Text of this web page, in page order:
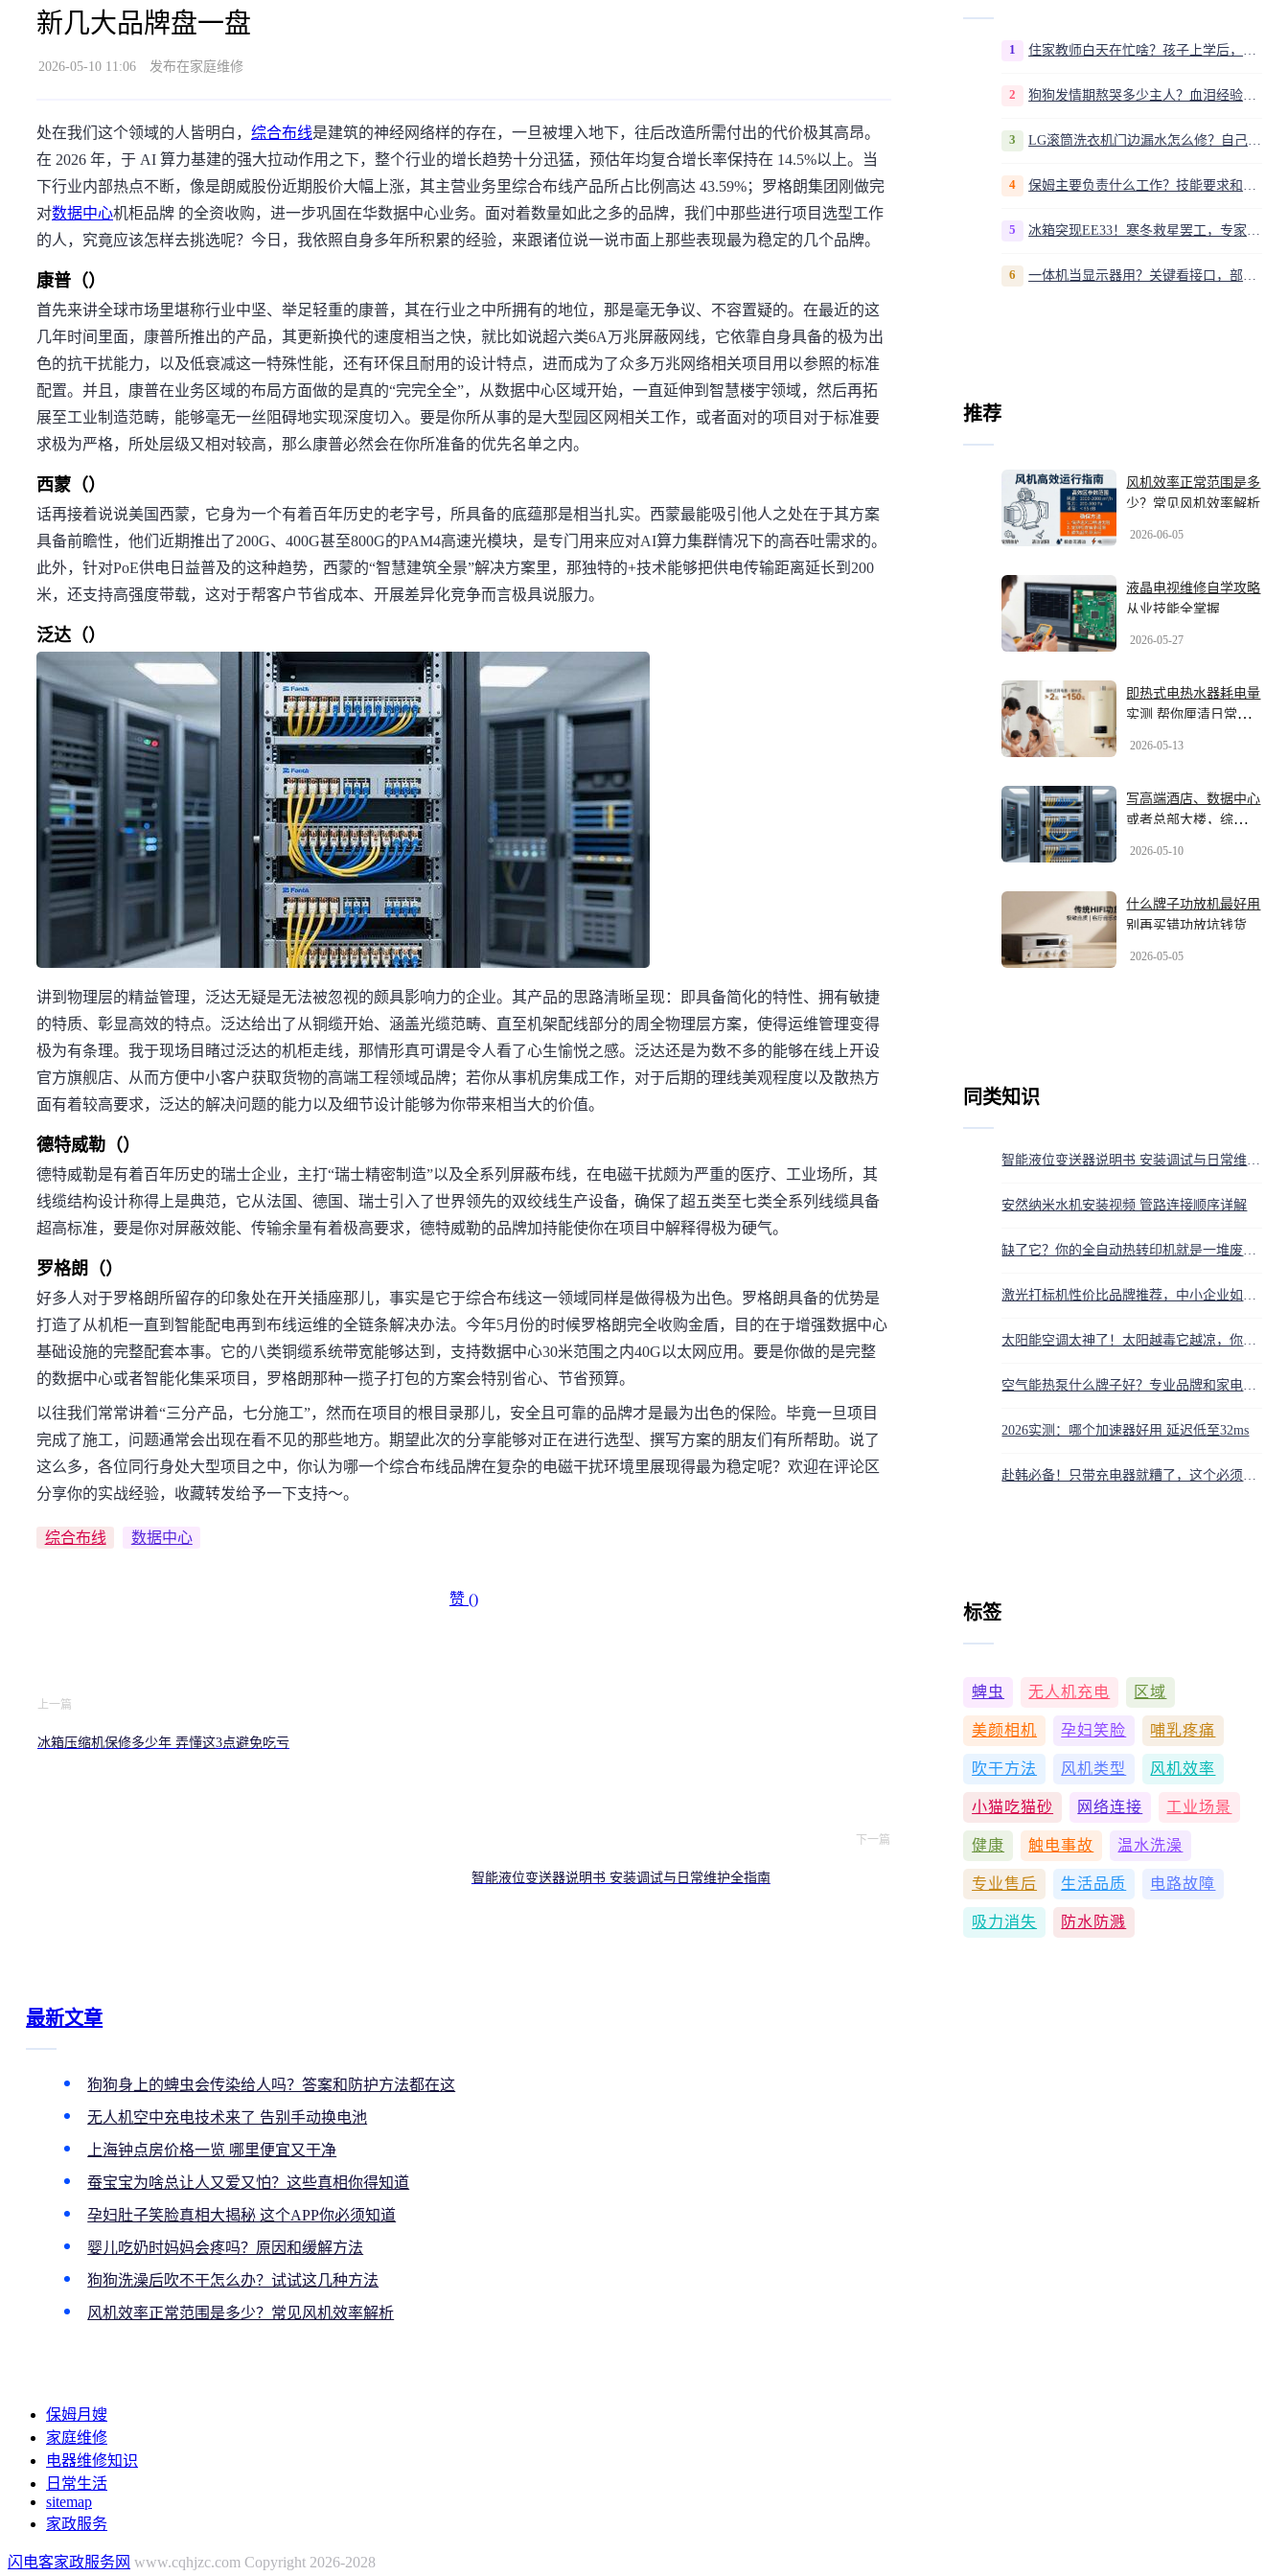
新几大品牌盘一盘
2026-05-10 11:06 发布在家庭维修
处在我们这个领域的人皆明白， 综合布线是建筑的神经网络样的存在，一旦被埋入地下，往后改造所需付出的代价极其高昂。
在 2026 年，于 AI 算力基建的强大拉动作用之下，整个行业的增长趋势十分迅猛，预估年均复合增长率保持在 14.5%以上。当
下行业内部热点不断，像是朗威股份近期股价大幅上涨，其主营业务里综合布线产品所占比例高达 43.59%；罗格朗集团刚做完
对数据中心机柜品牌 的全资收购，进一步巩固在华数据中心业务。面对着数量如此之多的品牌，我们中那些进行项目选型工作
的人，究竟应该怎样去挑选呢？今日，我依照自身多年所积累的经验，来跟诸位说一说市面上那些表现最为稳定的几个品牌。
康普（）
首先来讲全球市场里堪称行业中坚、举足轻重的康普，其在行业之中所拥有的地位，那是毫无争议、不容置疑的。在最近的这
几年时间里面，康普所推出的产品，其更新换代的速度相当之快，就比如说超六类6A万兆屏蔽网线，它依靠自身具备的极为出
色的抗干扰能力，以及低衰减这一特殊性能，还有环保且耐用的设计特点，进而成为了众多万兆网络相关项目用以参照的标准
配置。并且，康普在业务区域的布局方面做的是真的“完完全全”，从数据中心区域开始，一直延伸到智慧楼宇领域，然后再拓
展至工业制造范畴，能够毫无一丝阻碍地实现深度切入。要是你所从事的是大型园区网相关工作，或者面对的项目对于标准要
求极为严格，所处层级又相对较高，那么康普必然会在你所准备的优先名单之内。
西蒙（）
话再接着说说美国西蒙，它身为一个有着百年历史的老字号，所具备的底蕴那是相当扎实。西蒙最能吸引他人之处在于其方案
具备前瞻性，他们近期推出了200G、400G甚至800G的PAM4高速光模块，是专门用来应对AI算力集群情况下的高吞吐需求的。
此外，针对PoE供电日益普及的这种趋势，西蒙的“智慧建筑全景”解决方案里，那独特的+技术能够把供电传输距离延长到200
米，还支持高强度带载，这对于帮客户节省成本、开展差异化竞争而言极具说服力。
泛达（）
讲到物理层的精益管理，泛达无疑是无法被忽视的颇具影响力的企业。其产品的思路清晰呈现：即具备简化的特性、拥有敏捷
的特质、彰显高效的特点。泛达给出了从铜缆开始、涵盖光缆范畴、直至机架配线部分的周全物理层方案，使得运维管理变得
极为有条理。我于现场目睹过泛达的机柜走线，那情形真可谓是令人看了心生愉悦之感。泛达还是为数不多的能够在线上开设
官方旗舰店、从而方便中小客户获取货物的高端工程领域品牌；若你从事机房集成工作，对于后期的理线美观程度以及散热方
面有着较高要求，泛达的解决问题的能力以及细节设计能够为你带来相当大的价值。
德特威勒（）
德特威勒是有着百年历史的瑞士企业，主打“瑞士精密制造”以及全系列屏蔽布线，在电磁干扰颇为严重的医疗、工业场所，其
线缆结构设计称得上是典范，它从法国、德国、瑞士引入了世界领先的双绞线生产设备，确保了超五类至七类全系列线缆具备
超高标准，要是你对屏蔽效能、传输余量有着极高要求，德特威勒的品牌加持能使你在项目中解释得极为硬气。
罗格朗（）
好多人对于罗格朗所留存的印象处在开关插座那儿，事实是它于综合布线这一领域同样是做得极为出色。罗格朗具备的优势是
打造了从机柜一直到智能配电再到布线运维的全链条解决办法。今年5月份的时候罗格朗完全收购金盾，目的在于增强数据中心
基础设施的完整配套本事。它的八类铜缆系统带宽能够达到，支持数据中心30米范围之内40G以太网应用。要是你做的是完整
的数据中心或者智能化集采项目，罗格朗那种一揽子打包的方案会特别省心、节省预算。
以往我们常常讲着“三分产品，七分施工”，然而在项目的根目录那儿，安全且可靠的品牌才是最为出色的保险。毕竟一旦项目
完成了施工，问题通常会出现在看不见的那些地方。期望此次的分享能够对正在进行选型、撰写方案的朋友们有所帮助。说了
这么多，各位同行身处大型项目之中，你认为哪一个综合布线品牌在复杂的电磁干扰环境里展现得最为稳定呢？欢迎在评论区
分享你的实战经验，收藏转发给予一下支持～。
综合布线 数据中心
赞 ()
上一篇
冰箱压缩机保修多少年 弄懂这3点避免吃亏
下一篇
智能液位变送器说明书 安装调试与日常维护全指南
最新文章
狗狗身上的蜱虫会传染给人吗？答案和防护方法都在这
无人机空中充电技术来了 告别手动换电池
上海钟点房价格一览 哪里便宜又干净
蚕宝宝为啥总让人又爱又怕？这些真相你得知道
孕妇肚子笑脸真相大揭秘 这个APP你必须知道
婴儿吃奶时妈妈会疼吗？原因和缓解方法
狗狗洗澡后吹不干怎么办？试试这几种方法
风机效率正常范围是多少？常见风机效率解析
1 住家教师白天在忙啥？孩子上学后，我是家庭运营官
2 狗狗发情期熬哭多少主人？血泪经验告诉你，这20多天到底该怎么熬
3 LG滚筒洗衣机门边漏水怎么修？自己动手换密封圈教程视频
4 保姆主要负责什么工作？技能要求和职责解析
5 冰箱突现EE33！寒冬救星罢工，专家揭秘竟是无解故障？
6 一体机当显示器用？关键看接口，部分型号支持
推荐
风机效率正常范围是多
少？常见风机效率解析
2026-06-05
液晶电视维修自学攻略
从业技能全掌握
2026-05-27
即热式电热水器耗电量
实测 帮你厘清日常用
2026-05-13
写高端酒店、数据中心
或者总部大楼，综合布
2026-05-10
什么牌子功放机最好用
别再买错功放坑钱货
2026-05-05
同类知识
安然纳米水机安装视频 管路连接顺序详解
2026实测：哪个加速器好用 延迟低至32ms
标签
蜱虫 无人机充电 区域
美颜相机 孕妇笑脸 哺乳疼痛
吹干方法 风机类型 风机效率
小猫吃猫砂 网络连接 工业场景
健康 触电事故 温水洗澡
专业售后 生活品质 电路故障
吸力消失 防水防溅
保姆月嫂
家庭维修
电器维修知识
日常生活
sitemap
家政服务
闪电客家政服务网 www.cqhjzc.com Copyright 2026-2028